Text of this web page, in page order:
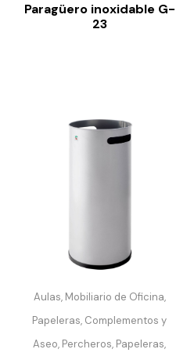
Paragüero inoxidable G-
23
Aulas, Mobiliario de Oficina,
Papeleras, Complementos y
Aseo, Percheros, Papeleras,